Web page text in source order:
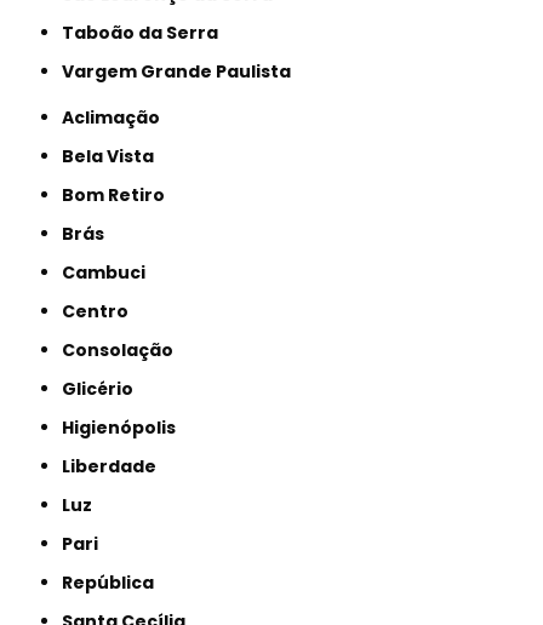
Taboão da Serra
Vargem Grande Paulista
Aclimação
Bela Vista
Bom Retiro
Brás
Cambuci
Centro
Consolação
Glicério
Higienópolis
Liberdade
Luz
Pari
República